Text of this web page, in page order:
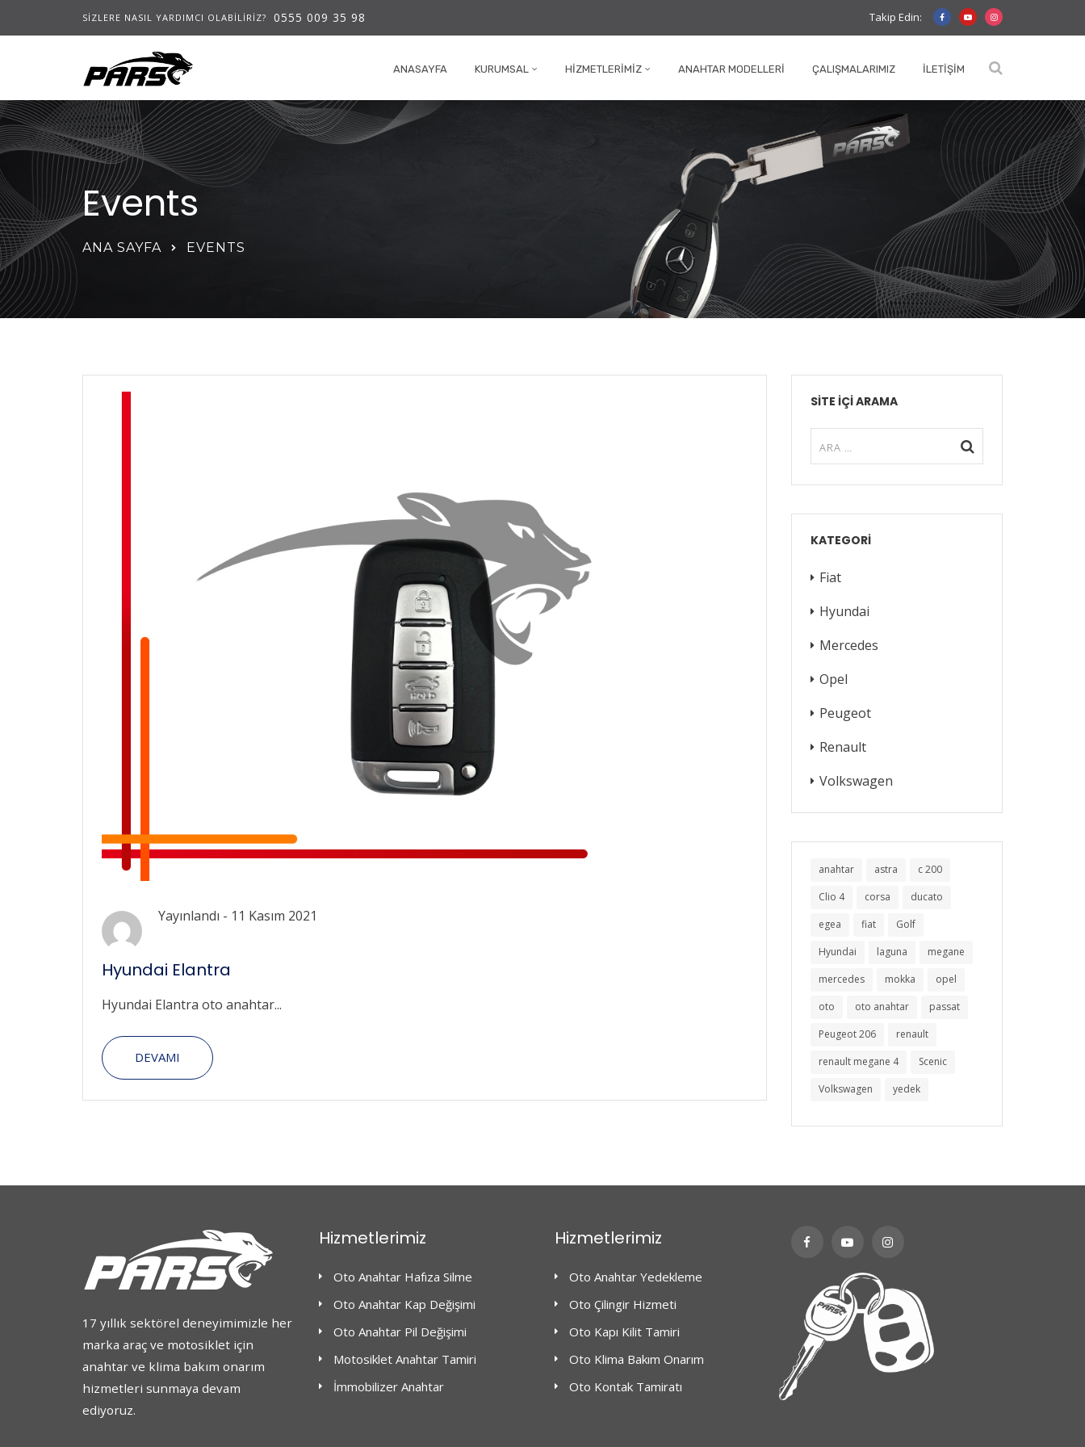
SIZLERE NASIL YARDIMCI OLABILIRIZ? 0555 009 35 98 Takip Edin:
ANASAYFA KURUMSAL HIZMETLERIMIZ ANAHTAR MODELLERI ÇALIŞMALARIMIZ İLETIŞIM
Events
ANA SAYFA EVENTS
Yayınlandı - 11 Kasım 2021
Hyundai Elantra
Hyundai Elantra oto anahtar...
DEVAMI
SITE IÇI ARAMA
KATEGORI
Fiat
Hyundai
Mercedes
Opel
Peugeot
Renault
Volkswagen
anahtar astra
c 200
Clio 4
corsa
ducato
egea
fiat
Golf
Hyundai
laguna
megane
mercedes
mokka
opel
oto
oto anahtar
passat
Peugeot 206
renault
renault megane 4
Scenic
Volkswagen
yedek
17 yıllık sektörel deneyimimizle her
marka araç ve motosiklet için
anahtar ve klima bakım onarım
hizmetleri sunmaya devam
ediyoruz.
Hizmetlerimiz
Oto Anahtar Hafıza Silme
Oto Anahtar Kap Değişimi
Oto Anahtar Pil Değişimi
Motosiklet Anahtar Tamiri
İmmobilizer Anahtar
Hizmetlerimiz
Oto Anahtar Yedekleme
Oto Çilingir Hizmeti
Oto Kapı Kilit Tamiri
Oto Klima Bakım Onarım
Oto Kontak Tamiratı